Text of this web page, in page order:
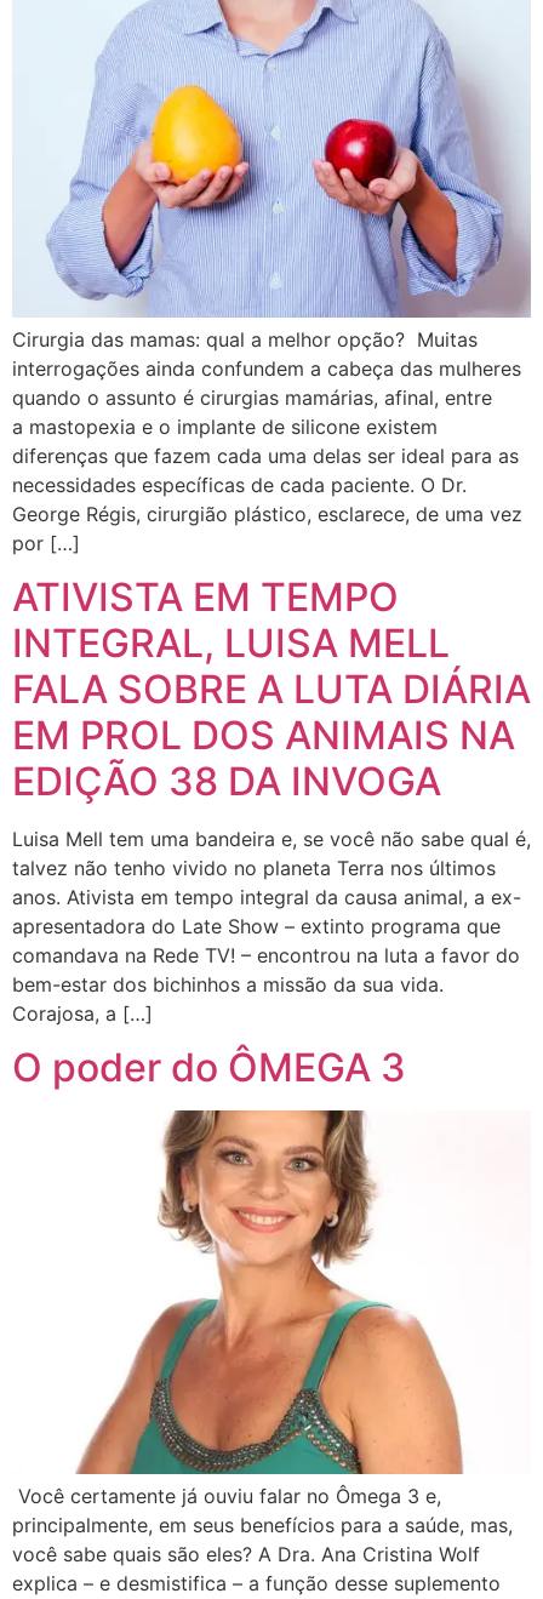
Cirurgia das mamas: qual a melhor opção? Muitas
interrogações ainda confundem a cabeça das mulheres
quando o assunto é cirurgias mamárias, afinal, entre
a mastopexia e o implante de silicone existem
diferenças que fazem cada uma delas ser ideal para as
necessidades específicas de cada paciente. O Dr.
George Régis, cirurgião plástico, esclarece, de uma vez
por […]
ATIVISTA EM TEMPO
INTEGRAL, LUISA MELL
FALA SOBRE A LUTA DIÁRIA
EM PROL DOS ANIMAIS NA
EDIÇÃO 38 DA INVOGA
Luisa Mell tem uma bandeira e, se você não sabe qual é,
talvez não tenho vivido no planeta Terra nos últimos
anos. Ativista em tempo integral da causa animal, a ex-
apresentadora do Late Show – extinto programa que
comandava na Rede TV! – encontrou na luta a favor do
bem-estar dos bichinhos a missão da sua vida.
Corajosa, a […]
O poder do ÔMEGA 3
Você certamente já ouviu falar no Ômega 3 e,
principalmente, em seus benefícios para a saúde, mas,
você sabe quais são eles? A Dra. Ana Cristina Wolf
explica – e desmistifica – a função desse suplemento